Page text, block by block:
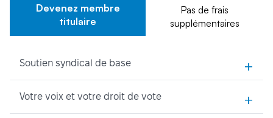
Devenez membre
titulaire
Pas de frais
supplémentaires
Soutien syndical de base +
Votre voix et votre droit de vote +